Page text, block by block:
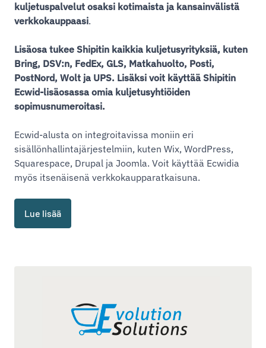
kuljetuspalvelut osaksi kotimaista ja kansainvälistä
verkkokauppaasi.
Lisäosa tukee Shipitin kaikkia kuljetusyrityksiä, kuten
Bring, DSV:n, FedEx, GLS, Matkahuolto, Posti,
PostNord, Wolt ja UPS. Lisäksi voit käyttää Shipitin
Ecwid-lisäosassa omia kuljetusyhtiöiden
sopimusnumeroitasi.
Ecwid-alusta on integroitavissa moniin eri
sisällönhallintajärjestelmiin, kuten Wix, WordPress,
Squarespace, Drupal ja Joomla. Voit käyttää Ecwidia
myös itsenäisenä verkkokaupparatkaisuna.
Lue lisää